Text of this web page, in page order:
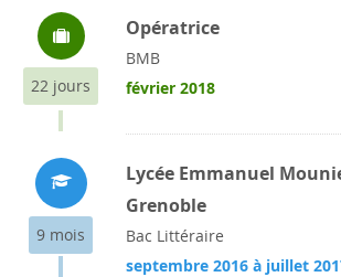
22 jours
Opératrice
BMB
février 2018
9 mois
Lycée Emmanuel
Grenoble
Bac Littéraire
septembre 2016 à juillet